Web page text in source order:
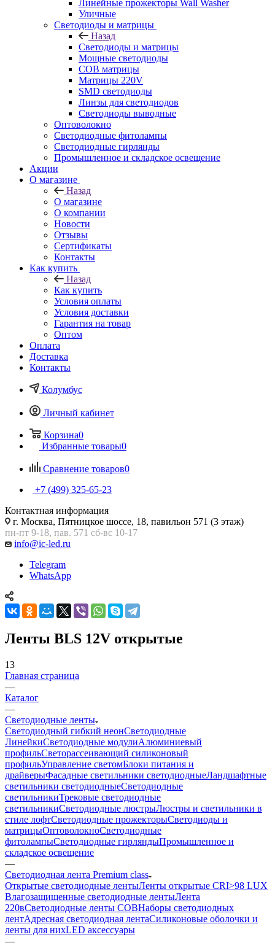
Линейные прожекторы Wall Washer
Уличные
Светодиоды и матрицы
Назад
Светодиоды и матрицы
Мощные светодиоды
COB матрицы
Матрицы 220V
SMD светодиоды
Линзы для светодиодов
Светодиоды выводные
Оптоволокно
Светодиодные фитолампы
Светодиодные гирлянды
Промышленное и складское освещение
Акции
О магазине
Назад
О магазине
О компании
Новости
Отзывы
Сертификаты
Контакты
Как купить
Назад
Как купить
Условия оплаты
Условия доставки
Гарантия на товар
Оптом
Оплата
Доставка
Контакты
Колумбус
Личный кабинет
Корзина0
Избранные товары0
Сравнение товаров0
+7 (499) 325-65-23
Контактная информация
г. Москва, Пятницкое шоссе, 18, павильон 571 (3 этаж)
пн-пт 9-18, пав. 571 сб-вс 10-17
info@ic-led.ru
Telegram
WhatsApp
Ленты BLS 12V открытые
13
Главная страница
—
Каталог
—
Светодиодные ленты
Светодиодный гибкий неонСветодиодные
ЛинейкиСветодиодные модулиАлюминиевый
профильСветорассеивающий силиконовый
профильУправление светомБлоки питания и
драйверыФасадные светильники светодиодныеЛандшафтные
светильники светодиодныеСветодиодные
светильникиТрековые светодиодные
светильникиСветодиодные люстрыЛюстры и светильники в
стиле лофтСветодиодные прожекторыСветодиоды и
матрицыОптоволокноСветодиодные
фитолампыСветодиодные гирляндыПромышленное и
складское освещение
—
Светодиодная лента Premium class
Открытые светодиодные лентыЛенты открытые CRI>98 LUX
Влагозащищенные светодиодные лентыЛента
220вСветодиодные ленты COBНаборы светодиодных
лентАдресная светодиодная лентаСиликоновые оболочки и
ленты для нихLED аксессуары
—